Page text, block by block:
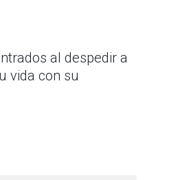
al despedir a
vida con su